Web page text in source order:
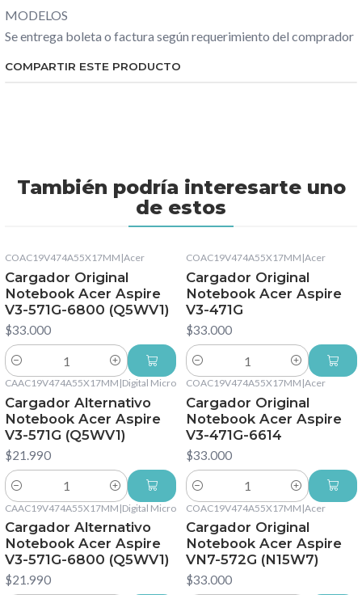
MODELOS
Se entrega boleta o factura según requerimiento del comprador
COMPARTIR ESTE PRODUCTO
También podría interesarte uno
de estos
COAC19V474A55X17MM |Acer
Cargador Original
Notebook Acer Aspire
V3-571G-6800 (Q5WV1)
$33.000
Cantidad
COAC19V474A55X17MM |Acer
Cargador Original
Notebook Acer Aspire
V3-471G
$33.000
Cantidad
CAAC19V474A55X17MM |Digital Micro
Cargador Alternativo
Notebook Acer Aspire
V3-571G (Q5WV1)
$21.990
Cantidad
COAC19V474A55X17MM |Acer
Cargador Original
Notebook Acer Aspire
V3-471G-6614
$33.000
Cantidad
CAAC19V474A55X17MM |Digital Micro
Cargador Alternativo
Notebook Acer Aspire
V3-571G-6800 (Q5WV1)
$21.990
COAC19V474A55X17MM |Acer
Cargador Original
Notebook Acer Aspire
VN7-572G (N15W7)
$33.000